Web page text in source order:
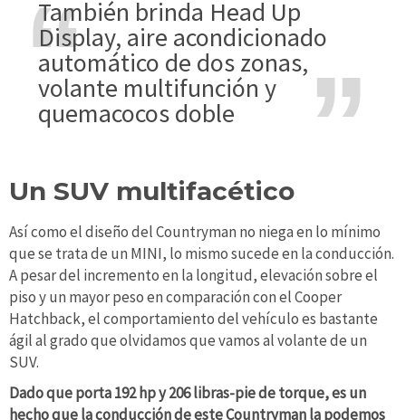
También brinda Head Up
Display, aire acondicionado
automático de dos zonas,
volante multifunción y
quemacocos doble
Un SUV multifacético
Así como el diseño del Countryman no niega en lo mínimo
que se trata de un MINI, lo mismo sucede en la conducción.
A pesar del incremento en la longitud, elevación sobre el
piso y un mayor peso en comparación con el Cooper
Hatchback, el comportamiento del vehículo es bastante
ágil al grado que olvidamos que vamos al volante de un
SUV.
Dado que porta 192 hp y 206 libras-pie de torque, es un
hecho que la conducción de este Countryman la podemos